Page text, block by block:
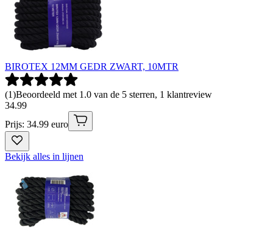
BIROTEX 12MM GEDR ZWART, 10MTR
(1)Beoordeeld met 1.0 van de 5 sterren, 1 klantreview
34.99
Prijs: 34.99 euro
Bekijk alles in lijnen